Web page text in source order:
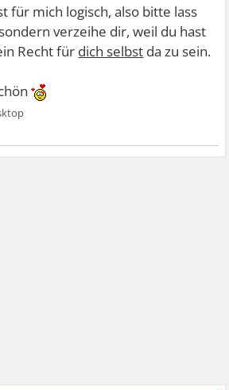
für mich logisch, also bitte lass
verzeihe dir, weil du hast
Recht für dich selbst da zu sein.